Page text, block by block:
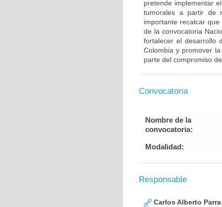
pretende implementar
tumorales a partir de
importante recalcar
de la convocatoria
fortalecer el desarrollo
Colombia y promover
parte del compromiso
Convocatoria
Nombre de la
convocatoria:
Modalidad:
Responsable
Carlos Alberto